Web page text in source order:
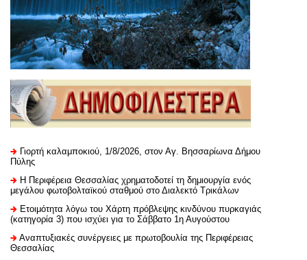
Γιορτή καλαμποκιού, 1/8/2026, στον Αγ. Βησσαρίωνα Δήμου
Πύλης
H Περιφέρεια Θεσσαλίας χρηματοδοτεί τη δημιουργία ενός
μεγάλου φωτοβολταϊκού σταθμού στο Διαλεκτό Τρικάλων
Ετοιμότητα λόγω του Χάρτη πρόβλεψης κινδύνου πυρκαγιάς
(κατηγορία 3) που ισχύει για το Σάββατο 1η Αυγούστου
Αναπτυξιακές συνέργειες με πρωτοβουλία της Περιφέρειας
Θεσσαλίας